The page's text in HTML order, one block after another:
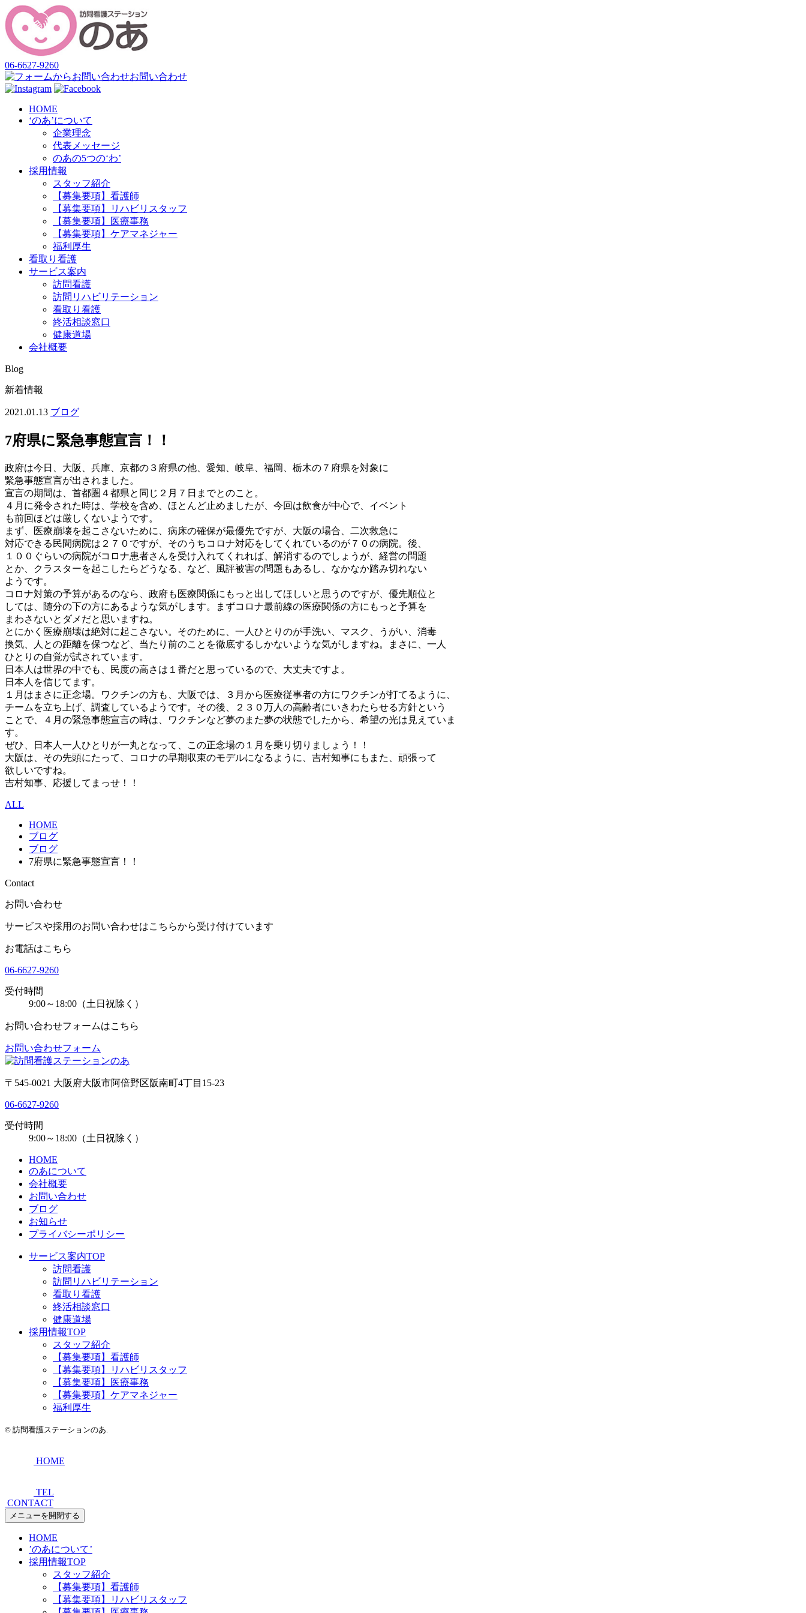
06-6627-9260
お問い合わせ
HOME
‘のあ’について
企業理念
代表メッセージ
のあの5つの‘わ’
採用情報
スタッフ紹介
【募集要項】看護師
【募集要項】リハビリスタッフ
【募集要項】医療事務
【募集要項】ケアマネジャー
福利厚生
看取り看護
サービス案内
訪問看護
訪問リハビリテーション
看取り看護
終活相談窓口
健康道場
会社概要
Blog
新着情報
2021.01.13 ブログ
7府県に緊急事態宣言！！
政府は今日、大阪、兵庫、京都の３府県の他、愛知、岐阜、福岡、栃木の７府県を対象に
緊急事態宣言が出されました。
宣言の期間は、首都圏４都県と同じ２月７日までとのこと。
４月に発令された時は、学校を含め、ほとんど止めましたが、今回は飲食が中心で、イベント
も前回ほどは厳しくないようです。
まず、医療崩壊を起こさないために、病床の確保が最優先ですが、大阪の場合、二次救急に
対応できる民間病院は２７０ですが、そのうちコロナ対応をしてくれているのが７０の病院。後、
１００ぐらいの病院がコロナ患者さんを受け入れてくれれば、解消するのでしょうが、経営の問題
とか、クラスターを起こしたらどうなる、など、風評被害の問題もあるし、なかなか踏み切れない
ようです。
コロナ対策の予算があるのなら、政府も医療関係にもっと出してほしいと思うのですが、優先順位と
しては、随分の下の方にあるような気がします。まずコロナ最前線の医療関係の方にもっと予算を
まわさないとダメだと思いますね。
とにかく医療崩壊は絶対に起こさない。そのために、一人ひとりのが手洗い、マスク、うがい、消毒
換気、人との距離を保つなど、当たり前のことを徹底するしかないような気がしますね。まさに、一人
ひとりの自覚が試されています。
日本人は世界の中でも、民度の高さは１番だと思っているので、大丈夫ですよ。
日本人を信じてます。
１月はまさに正念場。ワクチンの方も、大阪では、３月から医療従事者の方にワクチンが打てるように、
チームを立ち上げ、調査しているようです。その後、２３０万人の高齢者にいきわたらせる方針という
ことで、４月の緊急事態宣言の時は、ワクチンなど夢のまた夢の状態でしたから、希望の光は見えていま
す。
ぜひ、日本人一人ひとりが一丸となって、この正念場の１月を乗り切りましょう！！
大阪は、その先頭にたって、コロナの早期収束のモデルになるように、吉村知事にもまた、頑張って
欲しいですね。
吉村知事、応援してまっせ！！
ALL
HOME
ブログ
ブログ
7府県に緊急事態宣言！！
Contact
お問い合わせ
サービスや採用のお問い合わせはこちらから受け付けています
お電話はこちら
06-6627-9260
受付時間
9:00～18:00（土日祝除く）
お問い合わせフォームはこちら
お問い合わせフォーム
〒545-0021 大阪府大阪市阿倍野区阪南町4丁目15-23
06-6627-9260
受付時間
9:00～18:00（土日祝除く）
HOME
のあについて
会社概要
お問い合わせ
ブログ
お知らせ
プライバシーポリシー
サービス案内TOP
訪問看護
訪問リハビリテーション
看取り看護
終活相談窓口
健康道場
採用情報TOP
スタッフ紹介
【募集要項】看護師
【募集要項】リハビリスタッフ
【募集要項】医療事務
【募集要項】ケアマネジャー
福利厚生
© 訪問看護ステーションのあ.
HOME
TEL
CONTACT
メニューを開閉する
HOME
’のあについて’
採用情報TOP
スタッフ紹介
【募集要項】看護師
【募集要項】リハビリスタッフ